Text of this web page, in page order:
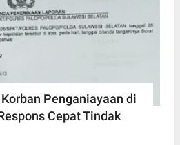
Penganiayaan di
Cepat Tindak